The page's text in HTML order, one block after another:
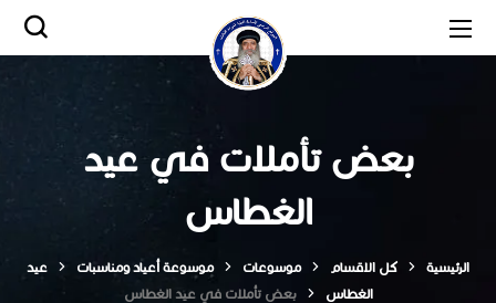
بعض تأملات في عيد
الغطاس
الرئيسية كل الاقسام موسوعات موسوعة أعياد ومناسبات
عيد
الغطاس
بعض تأملات في عيد الغطاس